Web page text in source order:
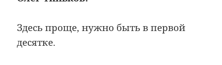
Здесь проще, нужно быть в первой
десятке.